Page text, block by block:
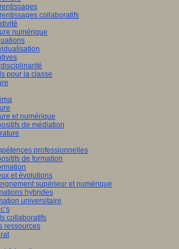
collaboratifs
numérique
pour la classe
et numérique
de médiation
professionnelles
de formation
et évolutions
supérieur et numérique
hybrides
universitaire
collaboratifs
ressources